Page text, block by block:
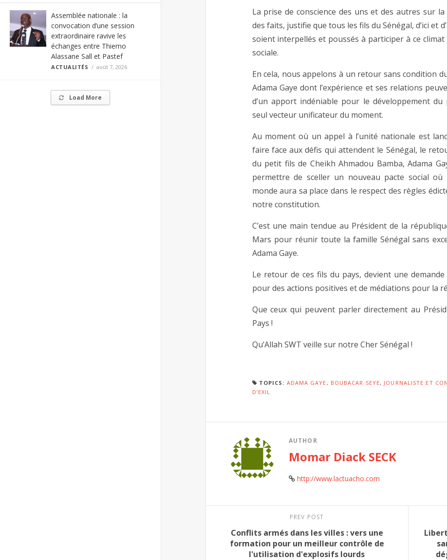
Assemblée nationale : la
convocation d’une session
extraordinaire ravive les
échanges entre Thierno
Alassane Sall et Pastef
ACTUALITÉS août 7, 2026
Load More
La prise de conscience des uns et des autres sur
des faits, justifie que tous les fils du Sénégal, d’ici et
soient interpellés et poussés à participer à ce climat
sociale.
En cela, nous appelons à un retour sans condition
Adama Gaye dont l’expérience et ses relations
d’un apport indéniable pour le développement du
seul vecteur unificateur du moment.
Au moment où un appel à l’unité nationale est
faire face aux défis qui attendent le Sénégal, le
du petit fils de Cheikh Ahmadou Bamba, Adama
permettre de sceller un nouveau pacte social
monde aura sa place dans le respect des règles
notre constitution.
C’est une main tendue au Président de la
Mars pour réunir toute la famille Sénégal sans
Adama Gaye.
Le retour de ces fils du pays, devient une
pour des actions positives et de médiations pour la
Que ceux qui peuvent parler directement au
Pays !
Qu’Allah SWT veille sur notre Cher Sénégal !
TOPICS: ADAMA GAYE , BOUBACAR SEYE, JOURNALISTE ET
D’EXIL
AUTHOR
Momar Diack SECK
http://www.lactuacho.com
PREV POST
Conflits armés dans les villes : vers une
formation pour un meilleur contrôle de
l'utilisation d'explosifs lourds